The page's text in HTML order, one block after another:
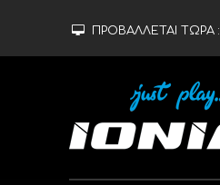
ΠΡΟΒΑΛΛΕΤΑΙ ΤΩΡΑ :